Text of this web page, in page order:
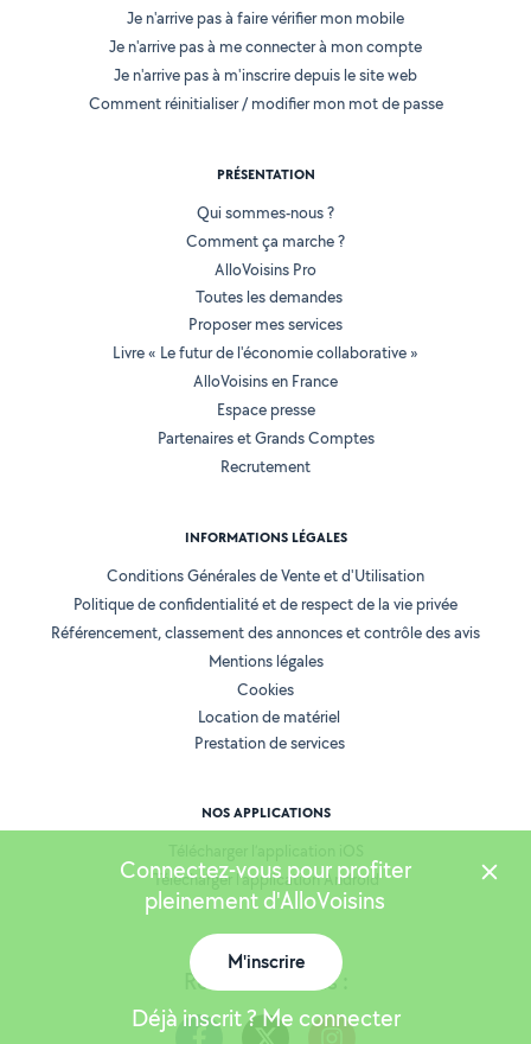
Retrouvez-nous :
Je n'arrive pas à faire vérifier mon mobile
Je n'arrive pas à me connecter à mon compte
Je n'arrive pas à m'inscrire depuis le site web
Comment réinitialiser / modifier mon mot de passe
PRÉSENTATION
Qui sommes-nous ?
Comment ça marche ?
AlloVoisins Pro
Toutes les demandes
Proposer mes services
Livre « Le futur de l'économie collaborative »
AlloVoisins en France
Espace presse
Partenaires et Grands Comptes
Recrutement
INFORMATIONS LÉGALES
Conditions Générales de Vente et d'Utilisation
Politique de confidentialité et de respect de la vie privée
Référencement, classement des annonces et contrôle des avis
Mentions légales
Cookies
Location de matériel
Prestation de services
NOS APPLICATIONS
Télécharger l’application Android
Connectez-vous pour profiter
pleinement d'AlloVoisins
M'inscrire
Déjà inscrit ? Me connecter